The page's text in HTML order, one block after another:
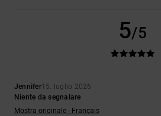
5/5
Jennifer15. luglio 2026
Niente da segnalare
Mostra originale - Français